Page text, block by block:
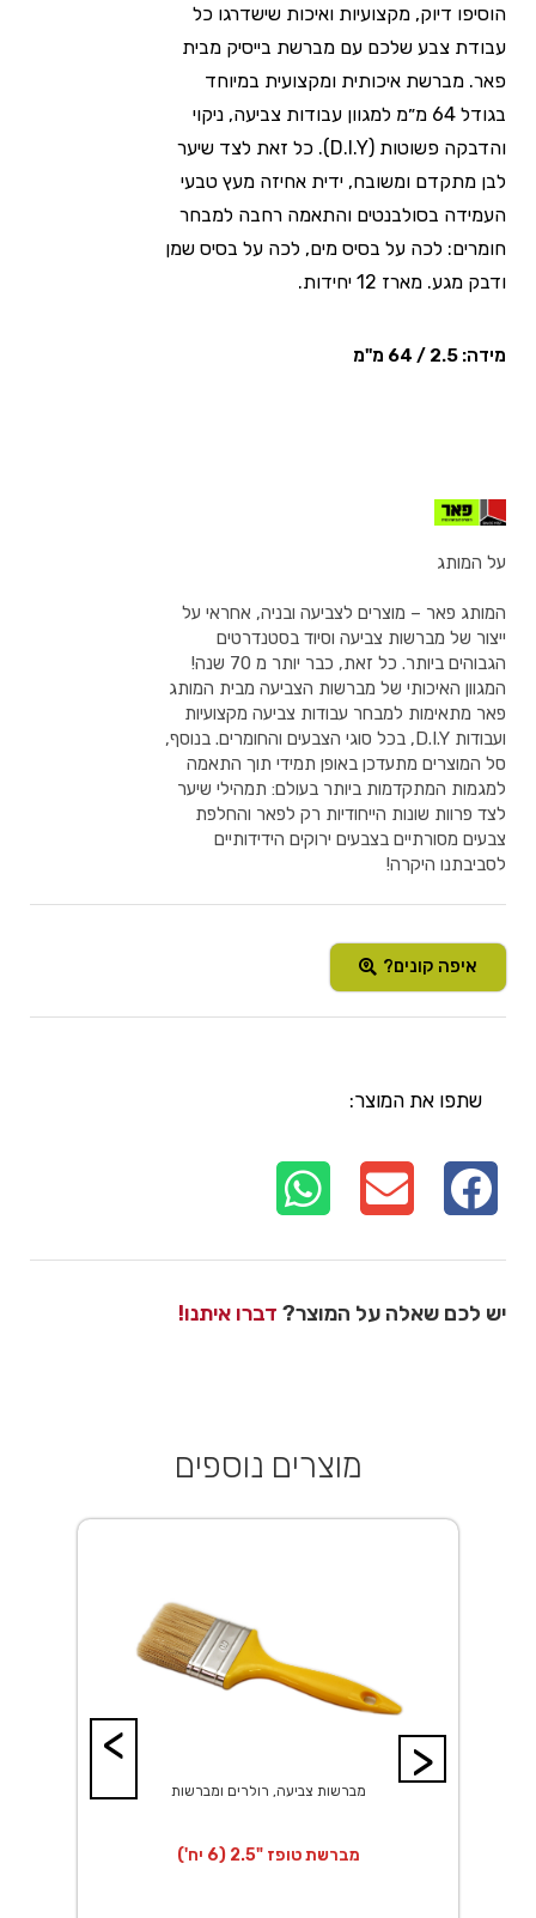
הוסיפו דיוק, מקצועיות ואיכות שישדרגו כל
עבודת צבע שלכם עם מברשת בייסיק מבית
פאר. מברשת איכותית ומקצועית במיוחד
בגודל 64 מ״מ למגוון עבודות צביעה, ניקוי
והדבקה פשוטות (D.I.Y). כל זאת לצד שיער
לבן מתקדם ומשובח, ידית אחיזה מעץ טבעי
העמידה בסולבנטים והתאמה רחבה למבחר
חומרים: לכה על בסיס מים, לכה על בסיס שמן
ודבק מגע. מארז 12 יחידות.
מידה: 2.5 / 64 מ"מ
על המותג
המותג פאר – מוצרים לצביעה ובניה, אחראי על
ייצור של מברשות צביעה וסיוד בסטנדרטים
הגבוהים ביותר. כל זאת, כבר יותר מ 70 שנה!
המגוון האיכותי של מברשות הצביעה מבית המותג
פאר מתאימות למבחר עבודות צביעה מקצועיות
ועבודות D.I.Y, בכל סוגי הצבעים והחומרים. בנוסף,
סל המוצרים מתעדכן באופן תמידי תוך התאמה
למגמות המתקדמות ביותר בעולם: תמהילי שיער
לצד פרוות שונות הייחודיות רק לפאר והחלפת
צבעים מסורתיים בצבעים ירוקים הידידותיים
לסביבתנו היקרה!
איפה קונים?
שתפו את המוצר:
יש לכם שאלה על המוצר? דברו איתנו!
מוצרים נוספים
>
מברשות צביעה, רולרים ומברשות
מברשת טופז "2.5 (6 יח')
<